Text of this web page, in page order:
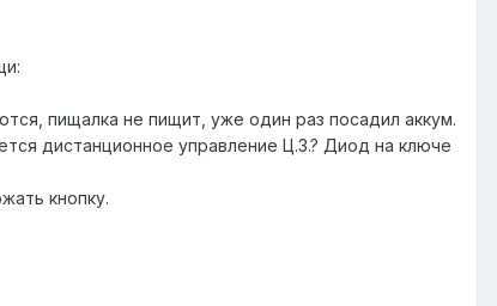
пищалка не пищит, уже один раз посадил аккум.
дистанционное управление Ц.З.? Диод на ключе
кнопку.